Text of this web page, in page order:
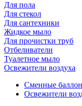
Для пола
Для стекол
Для сантехники
Жидкое мыло
Для прочистки труб
Отбеливатели
Туалетное мыло
Освежители воздуха
Сменные
Освежители